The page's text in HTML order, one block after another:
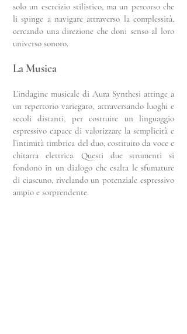
solo un esercizio stilistico, ma un percorso che
li spinge a navigare attraverso la complessità,
cercando una direzione che doni senso al loro
universo sonoro.
La Musica
L’indagine musicale di Aura Synthesi attinge a
un repertorio variegato, attraversando luoghi e
secoli distanti, per costruire un linguaggio
espressivo capace di valorizzare la semplicità e
l’intimità timbrica del duo, costituito da voce e
chitarra elettrica. Questi due strumenti si
fondono in un dialogo che esalta le sfumature
di ciascuno, rivelando un potenziale espressivo
ampio e sorprendente.